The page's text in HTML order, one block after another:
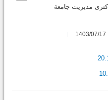
مدیریت جامعة